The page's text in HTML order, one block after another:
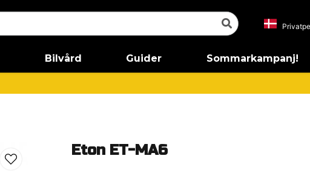
Bilvård Guider Sommarkampanj!
Eton ET-MA6